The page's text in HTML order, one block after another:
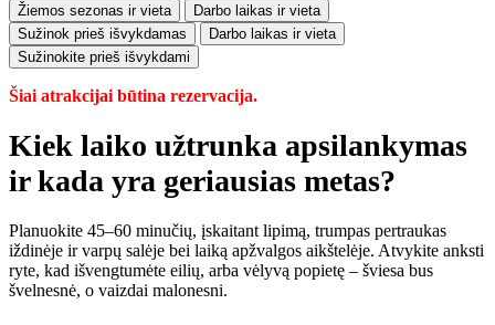
Žiemos sezonas ir vieta
Darbo laikas ir vieta
Sužinok prieš išvykdamas
Darbo laikas ir vieta
Sužinokite prieš išvykdami
Šiai atrakcijai būtina rezervacija.
Kiek laiko užtrunka apsilankymas
ir kada yra geriausias metas?
Planuokite 45–60 minučių, įskaitant lipimą, trumpas pertraukas
iždinėje ir varpų salėje bei laiką apžvalgos aikštelėje. Atvykite anksti
ryte, kad išvengtumėte eilių, arba vėlyvą popietę – šviesa bus
švelnesnė, o vaizdai malonesni.